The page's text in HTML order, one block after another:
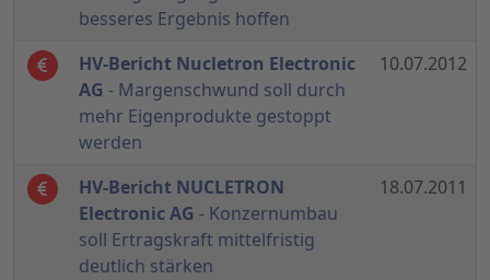
besseres Ergebnis hoffen
HV-Bericht Nucletron Electronic
AG - Margenschwund soll durch
mehr Eigenprodukte gestoppt
werden
10.07.2012
HV-Bericht NUCLETRON
Electronic AG - Konzernumbau
soll Ertragskraft mittelfristig
deutlich stärken
18.07.2011